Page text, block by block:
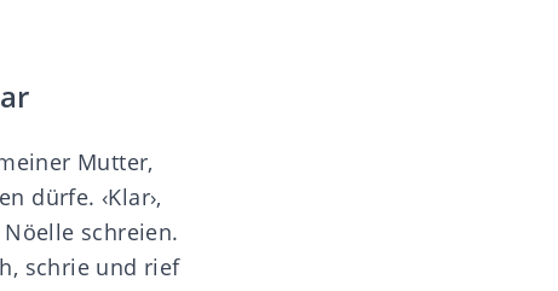
Mutter,
dürfe. ‹Klar›,
schreien.
schrie und rief